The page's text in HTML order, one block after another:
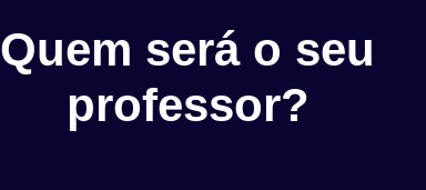
Quem será o seu
professor?